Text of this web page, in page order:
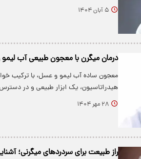
۵ آبان ۱۴۰۴
درمان میگرن با معجون طبیعی آب
معجون ساده آب لیمو و عسل، با ترکیب
هیدراتاسیون، یک ابزار طبیعی و در
۲۸ مهر ۱۴۰۴
راز طبیعت برای سردردهای میگرنی؛